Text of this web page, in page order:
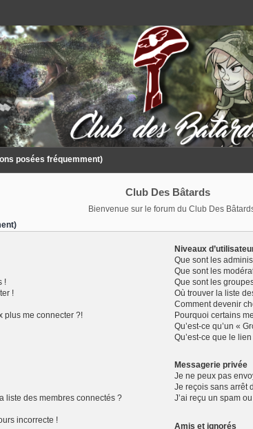
posées fréquemment)
Club Des Bâtards
Bienvenue sur le forum du Club Des
!
!
plus me connecter ?!
liste des membres connectés ?
incorrecte !
Niveaux
Que sont les
Que sont les
Que sont les
Où trouver la liste
Comment devenir
Pourquoi certains
Qu’est-ce qu’un «
Qu’est-ce que le
Messagerie privée
Je ne peux pas
Je reçois sans arrêt
J’ai reçu un spam
Amis et ignorés